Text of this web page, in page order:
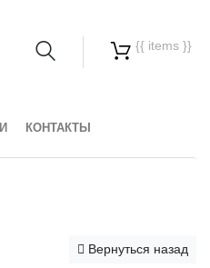
{{ items }}
КОНТАКТЫ
Вернуться назад